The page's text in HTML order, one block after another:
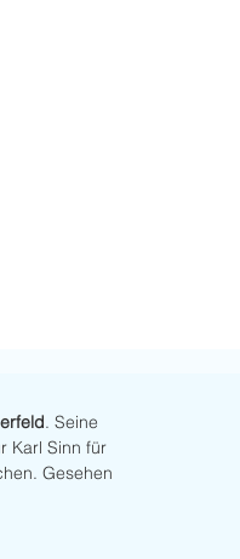
. Seine
Karl Sinn für
Gesehen